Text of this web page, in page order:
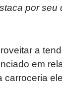
por
a
em
carroceria